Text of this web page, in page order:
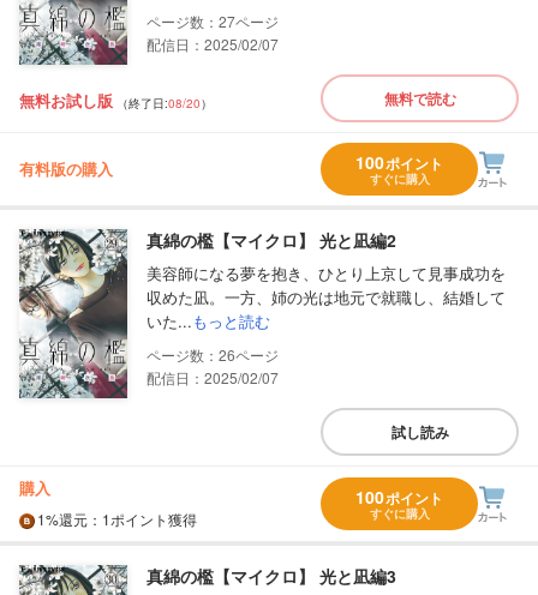
27
配信日：2025/02/07
無料お試し版 （終了日:08/20） 無料で読む
有料版の購入 100ポイント
すぐに購入
真綿の檻【マイクロ】 光と凪編2
美容師になる夢を抱き、ひとり上京して見事成功を
収めた凪。一方、姉の光は地元で就職し、結婚して
いた...もっと読む
26
配信日：2025/02/07
試し読み
購入
1%還元 ：1ポイント獲得
100ポイント
すぐに購入
真綿の檻【マイクロ】 光と凪編3